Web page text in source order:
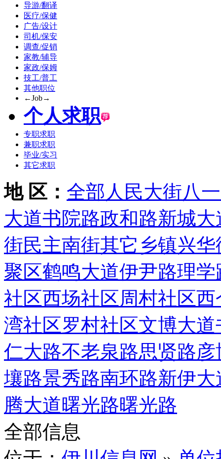
导游/翻译
医疗/保健
广告/设计
司机/保安
调查/促销
家教/辅导
家政/保姆
技工/普工
其他职位
←Job→
个人求职
专职求职
兼职求职
毕业/实习
其它求职
地 区： 全部 人民大街八
大道书院路政和路新城大
街民主南街其它乡镇兴华
聚区鹤鸣大道伊尹路理学
社区西场社区周村社区西
湾社区罗村社区文博大道
仁大路不老泉路思贤路
壤路景秀路南环路新伊大
腾大道曙光路曙光路
全部信息